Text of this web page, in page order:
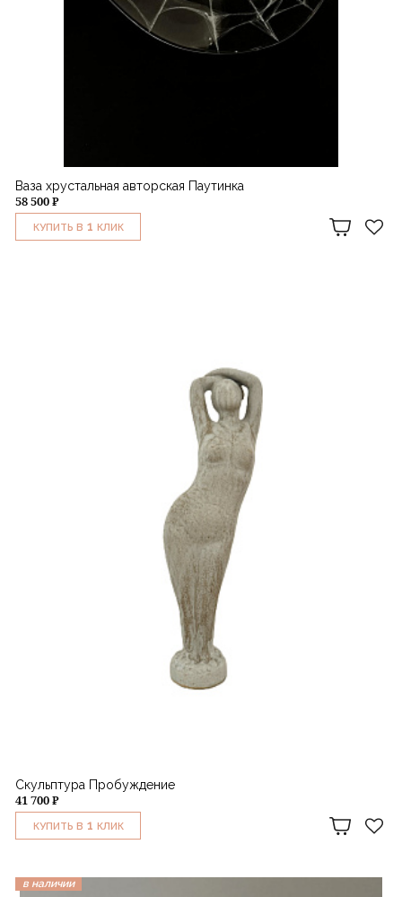
Ваза хрустальная авторская Паутинка
58 500 ₽
КУПИТЬ В 1 КЛИК
Скульптура Пробуждение
41 700 ₽
КУПИТЬ В 1 КЛИК
в наличии